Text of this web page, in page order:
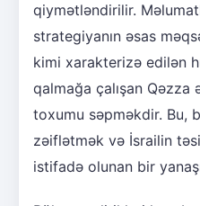
qiymətləndirilir.
strategiyanın əsas
kimi xarakterizə edilən
qalmağa çalışan Qəzza
toxumu səpməkdir. Bu,
zəiflətmək və İsrailin
istifadə olunan bir